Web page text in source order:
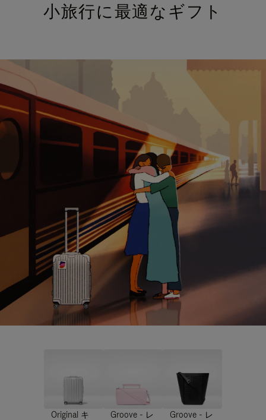
小旅行に最適なギフト
Original キ
Groove - レ
Groove - レ